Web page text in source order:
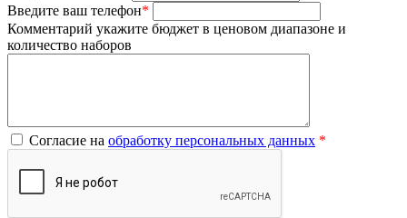
Введите ваш телефон*
Комментарий укажите бюджет в ценовом диапазоне и
количество наборов
Согласие на обработку персональных данных *